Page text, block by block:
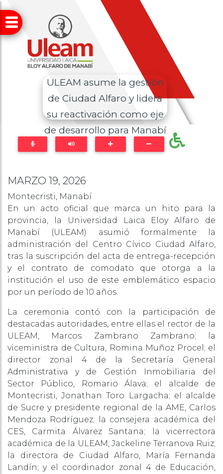
ULEAM asume la gestión
de Ciudad Alfaro y lidera
su reactivación como eje
de desarrollo para Manabí
MARZO 19, 2026
Montecristi, Manabí
En un acto oficial que marca un hito para la
provincia, la Universidad Laica Eloy Alfaro de
Manabí (ULEAM) asumió formalmente la
administración del Centro Cívico Ciudad Alfaro,
tras la suscripción del acta de entrega-recepción
y el contrato de comodato que otorga a la
institución el uso de este emblemático espacio
por un período de 10 años.
La ceremonia contó con la participación de
destacadas autoridades, entre ellas el rector de la
ULEAM, Marcos Zambrano Zambrano; la
viceministra de Cultura, Romina Muñoz Procel; el
director zonal 4 de la Secretaría General
Administrativa y de Gestión Inmobiliaria del
Sector Público, Romario Álava; el alcalde de
Montecristi, Jonathan Toro Largacha; el alcalde
de Sucre y presidente regional de la AME, Carlos
Mendoza Rodríguez; la consejera académica del
CES, Carmita Álvarez Santana; la vicerrectora
académica de la ULEAM, Jackeline Terranova Ruiz;
la directora de Ciudad Alfaro, María Fernanda
Landín; y el coordinador zonal 4 de Educación,